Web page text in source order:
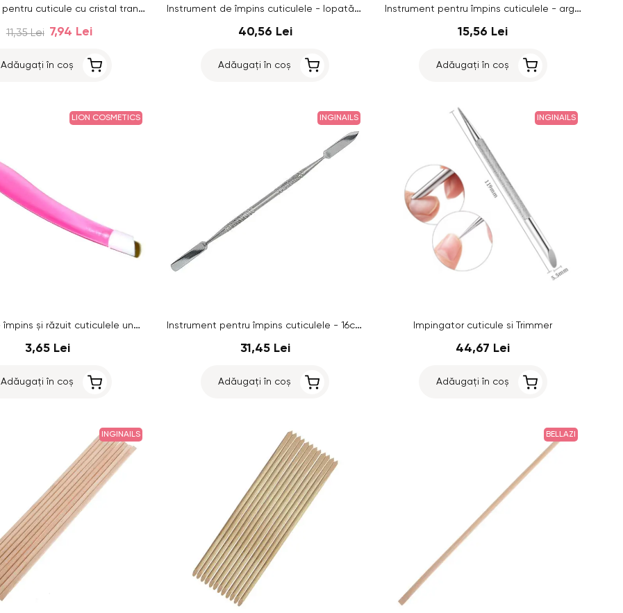
Instrument pentru cuticule cu cristal transparent
11,35 Lei 7,94 Lei
Adăugați în coș
Instrument de împins cuticulele - lopată cu 2 capete
40,56 Lei
Adăugați în coș
Instrument pentru împins cuticulele - argintiu, 12,5cm
15,56 Lei
Adăugați în coș
LION COSMETICS
Bețigaș de împins și răzuit cuticulele unghiei - roz
3,65 Lei
Adăugați în coș
INGINAILS
Instrument pentru împins cuticulele - 16cm
31,45 Lei
Adăugați în coș
INGINAILS
Impingator cuticule si Trimmer
44,67 Lei
Adăugați în coș
INGINAILS BELLAZI